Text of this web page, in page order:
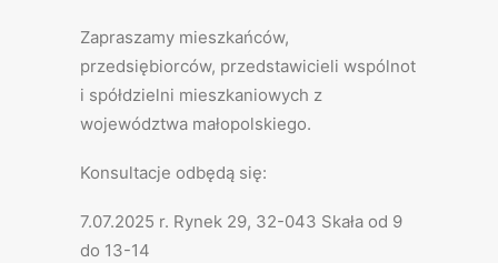
Zapraszamy mieszkańców,
przedsiębiorców, przedstawicieli wspólnot
i spółdzielni mieszkaniowych z
województwa małopolskiego.
Konsultacje odbędą się:
7.07.2025 r. Rynek 29, 32-043 Skała od 9
do 13-14